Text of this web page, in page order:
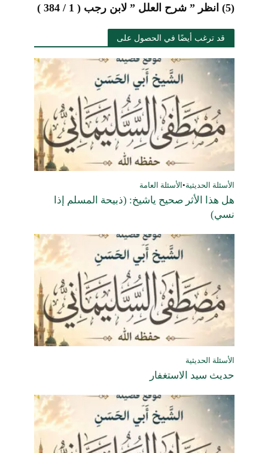
(5) انظر ” شرح العلل ” لابن رجب ( 1 / 384 )
قد ترغب أيضًا في الحصول على
الأسئلة الحديثية• الأسئلة العامة
هل هذا الأثر صحيح ياشيخ: (ذبيحة المسلم إذا
نسي)
الأسئلة الحديثية
حديث سيد الاستغفار